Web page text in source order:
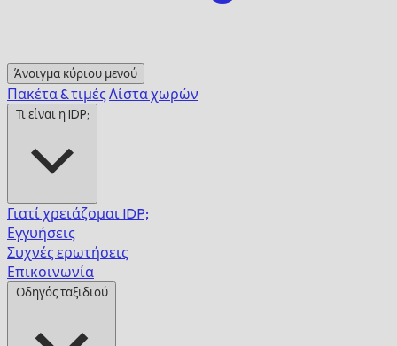
Άνοιγμα κύριου μενού
Πακέτα & τιμέςΛίστα χωρών
Τι είναι η IDP;
Γιατί χρειάζομαι IDP;
Εγγυήσεις
Συχνές ερωτήσεις
Επικοινωνία
Οδηγός ταξιδιού